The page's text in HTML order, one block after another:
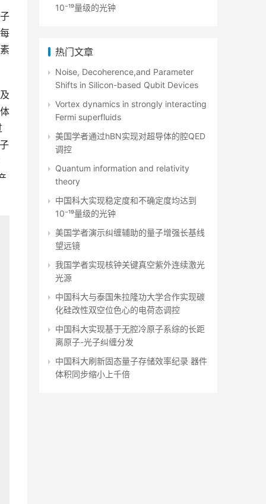
10⁻¹⁹量级的光钟
热门文章
Noise, Decoherence,and Parameter
Shifts in Silicon-based Qubit Devices
Vortex dynamics in strongly interacting
Fermi superfluids
美国学者通过hBN实现对超导体的腔QED
调控
Quantum information and relativity
theory
中国科大实现稳定度和不确定度均达到
10⁻¹⁹量级的光钟
美国学者演示纠缠辅助的量子增强长基线
望远镜
我国学者实现核钟关键真空紫外连续激光
光源
中国科大与泰国朱拉隆功大学合作实现碳
化硅改性双空位色心的电荷态调控
中国科大实现基于无腔冷原子系综的长距
离原子-光子纠缠分发
中国科大刷新固态量子存储效率纪录 器件
体积同步缩小上千倍